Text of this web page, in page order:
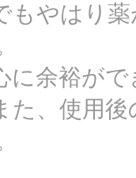
もやはり
に余裕が
た、使用